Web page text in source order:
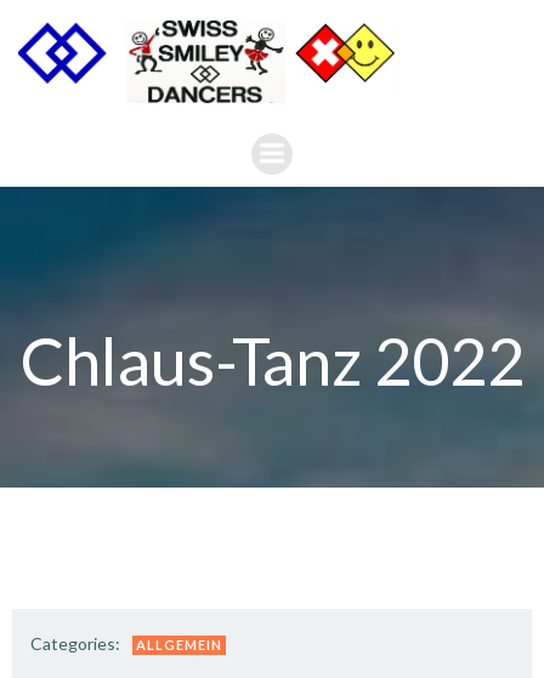
Inhalt
springen
Chlaus-Tanz 2022
Categories: ALLGEMEIN